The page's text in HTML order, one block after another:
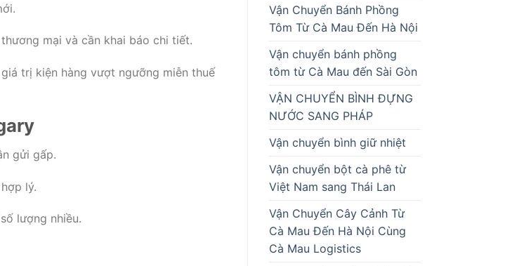
mại và cần khai báo chi tiết.
trị kiện hàng vượt ngưỡng miễn thuế
gửi gấp.
lý.
lượng nhiều.
Vận Chuyển Bánh Phồng
Tôm Từ Cà Mau Đến Hà Nội
Vận chuyển bánh phồng
tôm từ Cà Mau đến Sài Gòn
VẬN CHUYỂN BÌNH ĐỰNG
NƯỚC SANG PHÁP
Vận chuyển bình giữ nhiệt
Vận chuyển bột cà phê từ
Việt Nam sang Thái Lan
Vận Chuyển Cây Cảnh Từ
Cà Mau Đến Hà Nội Cùng
Cà Mau Logistics